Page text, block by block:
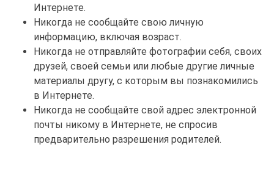
Интернете.
Никогда не сообщайте свою личную
информацию, включая возраст.
Никогда не отправляйте фотографии себя, своих
друзей, своей семьи или любые другие личные
материалы другу, с которым вы познакомились
в Интернете.
Никогда не сообщайте свой адрес электронной
почты никому в Интернете, не спросив
предварительно разрешения родителей.